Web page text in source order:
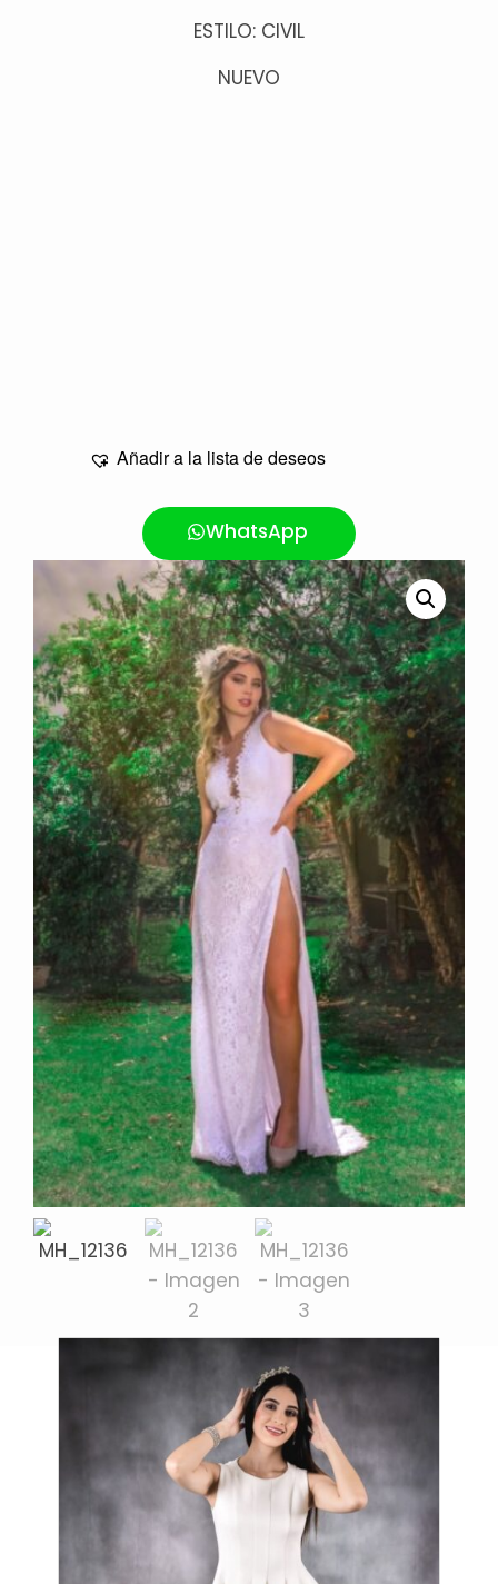
ESTILO: CIVIL
NUEVO
Añadir a la lista de deseos
WhatsApp
Productos relacionados